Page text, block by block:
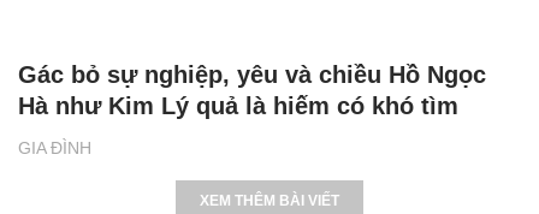
GIA ĐÌNH
Gác bỏ sự nghiệp, yêu và chiều Hồ Ngọc
Hà như Kim Lý quả là hiếm có khó tìm
XEM THÊM BÀI VIẾT